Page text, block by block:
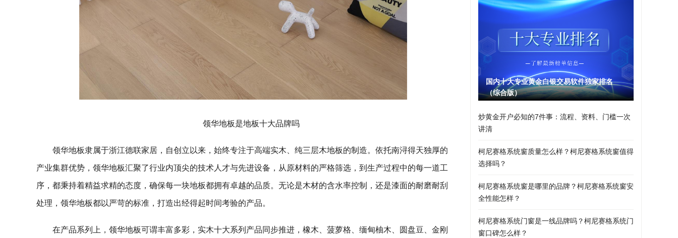
领华地板是地板十大品牌吗
领华地板隶属于浙江德联家居，自创立以来，始终专注于高端实木、纯三层木地板的制造。依托南浔得天独厚的
产业集群优势，领华地板汇聚了行业内顶尖的技术人才与先进设备，从原材料的严格筛选，到生产过程中的每一道工
序，都秉持着精益求精的态度，确保每一块地板都拥有卓越的品质。无论是木材的含水率控制，还是漆面的耐磨耐刮
处理，领华地板都以严苛的标准，打造出经得起时间考验的产品。
在产品系列上，领华地板可谓丰富多彩，实木十大系列产品同步推进，橡木、菠萝格、缅甸柚木、圆盘豆、金刚
国内十大专业黄金白银交易软件独家排名
（综合版）
炒黄金开户必知的7件事：流程、资料、门槛一次
讲清
柯尼赛格系统窗质量怎么样？柯尼赛格系统窗值得
选择吗？
柯尼赛格系统窗是哪里的品牌？柯尼赛格系统窗安
全性能怎样？
柯尼赛格系统门窗是一线品牌吗？柯尼赛格系统门
窗口碑怎么样？